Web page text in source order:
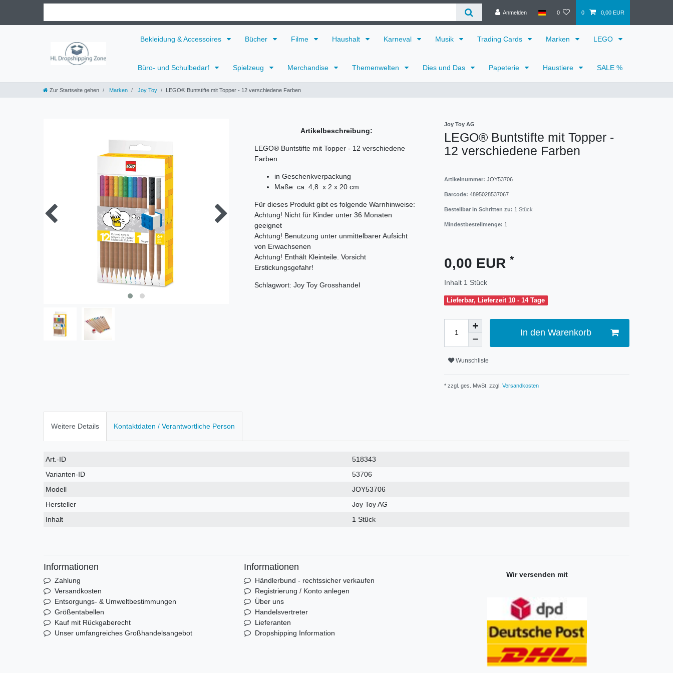
Anmelden 0 0 0,00 EUR
Bekleidung & Accessoires Bücher Filme Haushalt Karneval Musik Trading Cards Marken LEGO
Büro- und Schulbedarf Spielzeug Merchandise Themenwelten Dies und Das Papeterie Haustiere SALE %
Zur Startseite gehen Marken Joy Toy LEGO® Buntstifte mit Topper - 12 verschiedene Farben
Artikelbeschreibung:
LEGO® Buntstifte mit Topper - 12 verschiedene
Farben
in Geschenkverpackung
Maße: ca. 4,8 x 2 x 20 cm
Für dieses Produkt gibt es folgende Warnhinweise:
Achtung! Nicht für Kinder unter 36 Monaten
geeignet
Achtung! Benutzung unter unmittelbarer Aufsicht
von Erwachsenen
Achtung! Enthält Kleinteile. Vorsicht
Erstickungsgefahr!
Schlagwort: Joy Toy Grosshandel
Joy Toy AG
LEGO® Buntstifte mit Topper -
12 verschiedene Farben
Artikelnummer: JOY53706
Barcode: 4895028537067
Bestellbar in Schritten zu: 1 Stück
Mindestbestellmenge: 1
0,00 EUR *
Inhalt 1 Stück
Lieferbar, Lieferzeit 10 - 14 Tage
In den Warenkorb
Wunschliste
* zzgl. ges. MwSt. zzgl. Versandkosten
Weitere Details Kontaktdaten / Verantwortliche Person
Technisches
Merkmal
Wert
Art.-ID
518343
Varianten-ID
53706
Modell
JOY53706
Hersteller
Joy Toy AG
Inhalt
1 Stück
Informationen
Zahlung
Versandkosten
Entsorgungs- & Umweltbestimmungen
Größentabellen
Kauf mit Rückgaberecht
Unser umfangreiches Großhandelsangebot
Informationen
Händlerbund - rechtssicher verkaufen
Registrierung / Konto anlegen
Über uns
Handelsvertreter
Lieferanten
Dropshipping Information
Wir versenden mit